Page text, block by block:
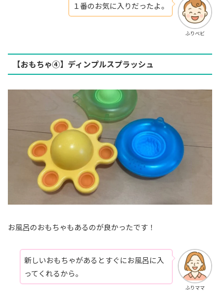
ふりベビ
１番のお気に入りだったよ。
【おもちゃ④】ディンプルスプラッシュ
お風呂のおもちゃもあるのが良かったです！
ふりママ
新しいおもちゃがあるとすぐにお風呂に入
ってくれるから。